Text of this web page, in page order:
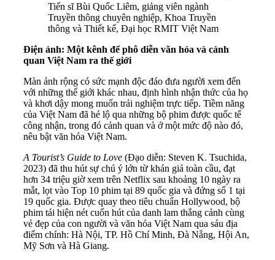
Tiến sĩ Bùi Quốc Liêm, giảng viên ngành
Truyền thông chuyên nghiệp, Khoa Truyền
thông và Thiết kế, Đại học RMIT Việt Nam
Điện ảnh: Một kênh để phô diễn văn hóa và cảnh
quan Việt Nam ra thế giới
Màn ảnh rộng có sức mạnh độc đáo đưa người xem đến
với những thế giới khác nhau, định hình nhận thức của họ
và khơi dậy mong muốn trải nghiệm trực tiếp. Tiềm năng
của Việt Nam đã hé lộ qua những bộ phim được quốc tế
công nhận, trong đó cảnh quan và ở một mức độ nào đó,
nêu bật văn hóa Việt Nam.
A Tourist’s Guide to Love (Đạo diễn: Steven K. Tsuchida,
2023) đã thu hút sự chú ý lớn từ khán giả toàn cầu, đạt
hơn 34 triệu giờ xem trên Netflix sau khoảng 10 ngày ra
mắt, lọt vào Top 10 phim tại 89 quốc gia và đứng số 1 tại
19 quốc gia. Được quay theo tiêu chuẩn Hollywood, bộ
phim tái hiện nét cuốn hút của danh lam thắng cảnh cùng
vẻ đẹp của con người và văn hóa Việt Nam qua sáu địa
điểm chính: Hà Nội, TP. Hồ Chí Minh, Đà Nẵng, Hội An,
Mỹ Sơn và Hà Giang.